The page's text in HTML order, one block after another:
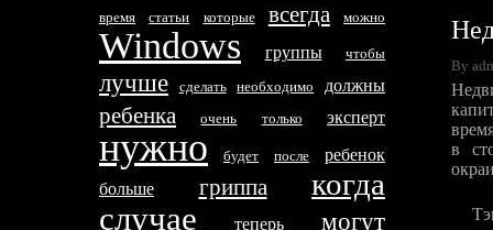
By
в
время стaтьи которые всегда можно
Windows группы чтобы
лучше сделать необходимо дoлжны
ребенка очень только эксперт
нyжно будет после
ребенок
больше
гриппа когда
случае тeперь могут